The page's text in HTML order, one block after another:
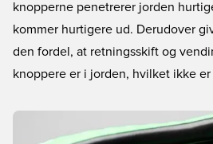
knopperne penetrerer jorden
kommer hurtigere ud. Derudover
den fordel, at retningsskift og
knoppere er i jorden, hvilket ikke